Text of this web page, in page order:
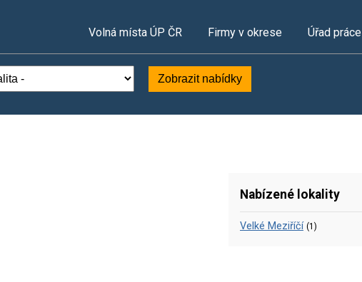
Volná místa ÚP ČR Firmy v okrese Úřad práce
Zobrazit nabídky
Nabízené lokality
Velké Meziříčí (1)